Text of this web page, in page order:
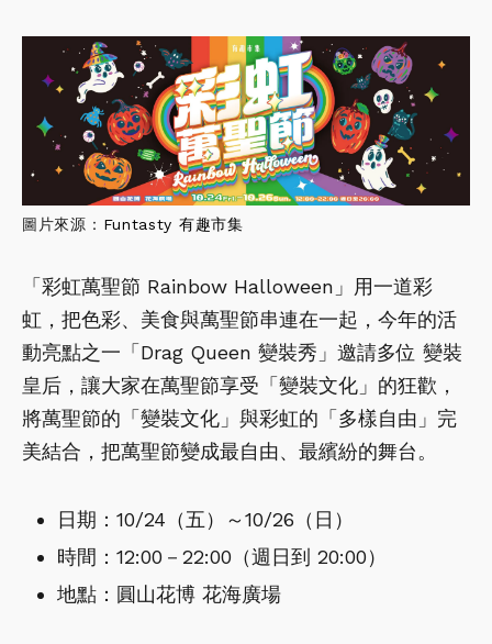
圖片來源： Funtasty 有趣市集
「彩虹萬聖節 Rainbow Halloween」用一道彩
虹，把色彩、美食與萬聖節串連在一起，今年的活
動亮點之一「Drag Queen 變裝秀」邀請多位 變裝
皇后，讓大家在萬聖節享受「變裝文化」的狂歡，
將萬聖節的「變裝文化」與彩虹的「多樣自由」完
美結合，把萬聖節變成最自由、最繽紛的舞台。
日期：10/24（五）～10/26（日）
時間：12:00－22:00（週日到 20:00）
地點：圓山花博 花海廣場